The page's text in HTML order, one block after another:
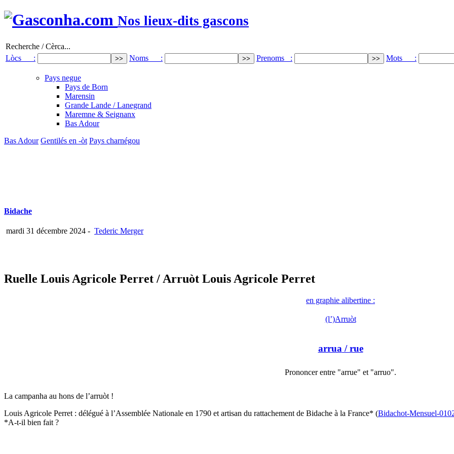
Nos lieux-dits gascons
Recherche / Cèrca...
Lòcs :
Noms : Prenoms : Mots :
Pays negue
Pays de Born
Marensin
Grande Lande / Lanegrand
Maremne & Seignanx
Bas Adour
Bas Adour Gentilés en -òt Pays charnégou
Bidache
mardi 31 décembre 2024 - Tederic Merger
Ruelle Louis Agricole Perret / Arruòt Louis Agricole Perret
en graphie alibertine :
(l’)Arruòt
arrua / rue
Prononcer entre "arrue" et "arruo".
La campanha au hons de l’arruòt !
Louis Agricole Perret : délégué à l’Assemblée Nationale en 1790 et artisan du rattachement de Bidache à la France* (Bidachot-Mensuel-
*A-t-il bien fait ?